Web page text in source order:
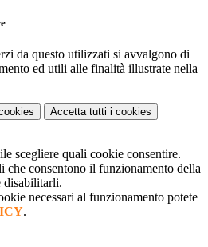
da questo utilizzati si avvalgono di
ed utili alle finalità illustrate nella
Accetta tutti i cookies
scegliere quali cookie consentire.
che consentono il funzionamento della
disabilitarli.
necessari al funzionamento potete
.